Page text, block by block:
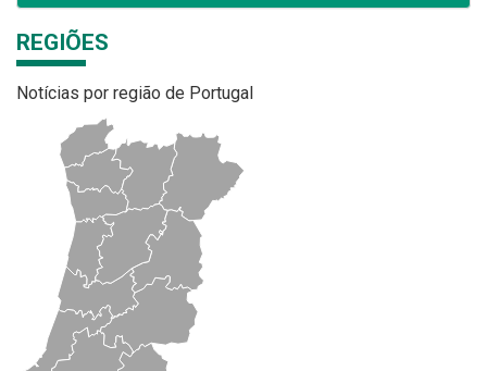
REGIÕES
Notícias por região de Portugal